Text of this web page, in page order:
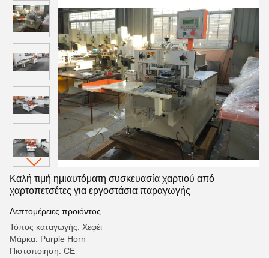
Καλή τιμή ημιαυτόματη συσκευασία χαρτιού από
χαρτοπετσέτες για εργοστάσια παραγωγής
Λεπτομέρειες προιόντος
Τόπος καταγωγής: Χεφέι
Μάρκα: Purple Horn
Πιστοποίηση: CE